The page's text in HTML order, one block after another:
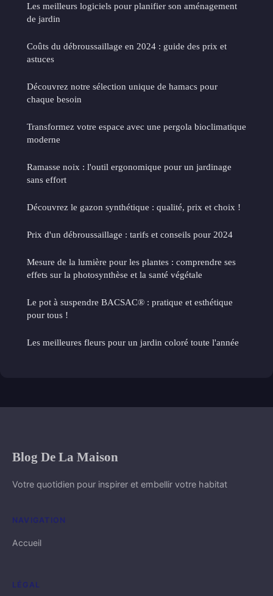
Les meilleurs logiciels pour planifier son aménagement
de jardin
Coûts du débroussaillage en 2024 : guide des prix et
astuces
Découvrez notre sélection unique de hamacs pour
chaque besoin
Transformez votre espace avec une pergola bioclimatique
moderne
Ramasse noix : l'outil ergonomique pour un jardinage
sans effort
Découvrez le gazon synthétique : qualité, prix et choix !
Prix d'un débroussaillage : tarifs et conseils pour 2024
Mesure de la lumière pour les plantes : comprendre ses
effets sur la photosynthèse et la santé végétale
Le pot à suspendre BACSAC® : pratique et esthétique
pour tous !
Les meilleures fleurs pour un jardin coloré toute l'année
Blog De La Maison
Votre quotidien pour inspirer et embellir votre habitat
NAVIGATION
Accueil
LÉGAL